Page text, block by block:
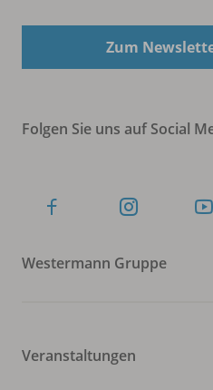
Zum
Folgen Sie uns auf Social
Westermann Gruppe
Veranstaltungen